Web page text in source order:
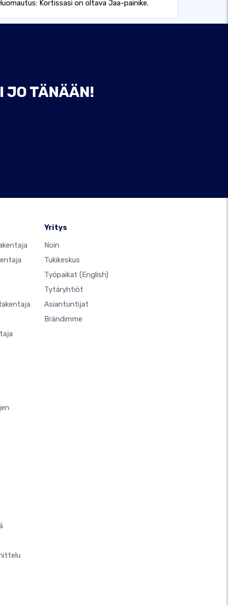
Kortissasi on oltava Jaa-painike.
JO TÄNÄÄN!
Yritys
Noin
Tukikeskus
Työpaikat (English)
Tytäryhtiöt
Asiantuntijat
Brändimme